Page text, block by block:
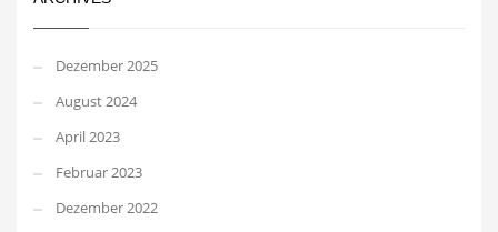
Dezember 2025
August 2024
April 2023
Februar 2023
Dezember 2022